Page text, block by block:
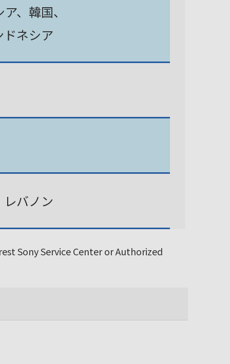
、韓国、
ネシア
バノン
Sony Service Center or Authorized